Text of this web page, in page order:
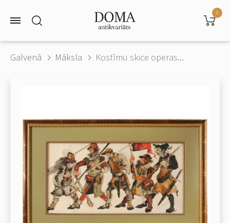
0
Galvenā Māksla Kostīmu skice operas...